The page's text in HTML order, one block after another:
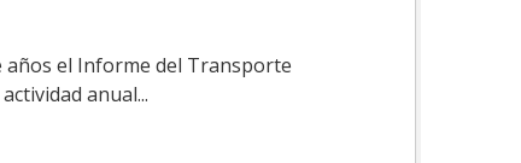
años el Informe del Transporte
anual...